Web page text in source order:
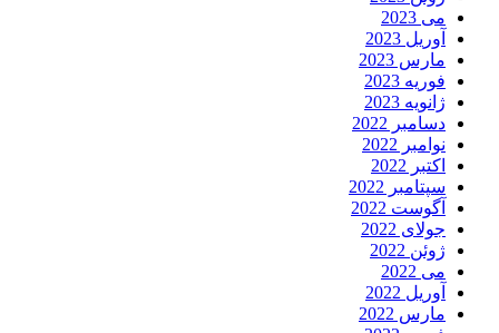
می 2023
آوریل 2023
مارس 2023
فوریه 2023
ژانویه 2023
دسامبر 2022
نوامبر 2022
اکتبر 2022
سپتامبر 2022
آگوست 2022
جولای 2022
ژوئن 2022
می 2022
آوریل 2022
مارس 2022